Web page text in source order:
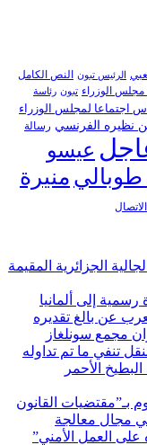
الرئيس تبون النص الكامل
مجلس الوزراء تبون رئاسة
اجتماعا لمجلس الوزراء
نظيره الفرنسي رسالة
عيسو
طوبالي منيرة
الجزائرية المقيمة
إلى ألمانيا
عن بالغ تقديره
مجمع سونلغاز
تنفي ما تم تداوله
الأحمر
بـ”مقتضيات القانون
مجال معالجة
العمل الأمني”